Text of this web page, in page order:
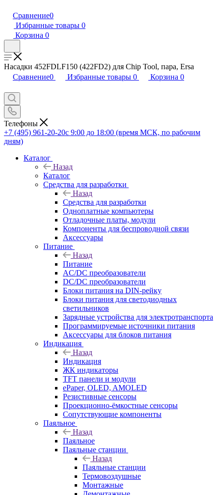
Сравнение0
Избранные товары 0
Корзина 0
Насадки 452FDLF150 (422FD2) для Chip Tool, пара, Ersa
Сравнение0 Избранные товары 0 Корзина 0
Телефоны
+7 (495) 961-20-20с 9:00 до 18:00 (время МСК, по рабочим
дням)
Каталог
Назад
Каталог
Средства для разработки
Назад
Средства для разработки
Одноплатные компьютеры
Отладочные платы, модули
Компоненты для беспроводной связи
Аксессуары
Питание
Назад
Питание
AC/DC преобразователи
DC/DC преобразователи
Блоки питания на DIN-рейку
Блоки питания для светодиодных
светильников
Зарядные устройства для электротранспорта
Программируемые источники питания
Аксессуары для блоков питания
Индикация
Назад
Индикация
ЖК индикаторы
TFT панели и модули
ePaper, OLED, AMOLED
Резистивные сенсоры
Проекционно-ёмкостные сенсоры
Сопутствующие компоненты
Паяльное
Назад
Паяльное
Паяльные станции
Назад
Паяльные станции
Термовоздушные
Монтажные